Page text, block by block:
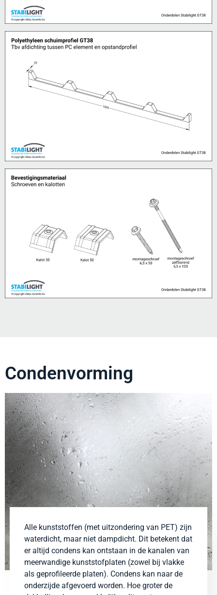
Condenvorming
Alle kunststoffen (met uitzondering van PET) zijn
waterdicht, maar niet dampdicht. Dit betekent dat
er altijd condens kan ontstaan in de kanalen van
meerwandige kunststofplaten (zowel bij vlakke
als geprofileerde platen). Condens kan naar de
onderzijde afgevoerd worden. Hoe groter de